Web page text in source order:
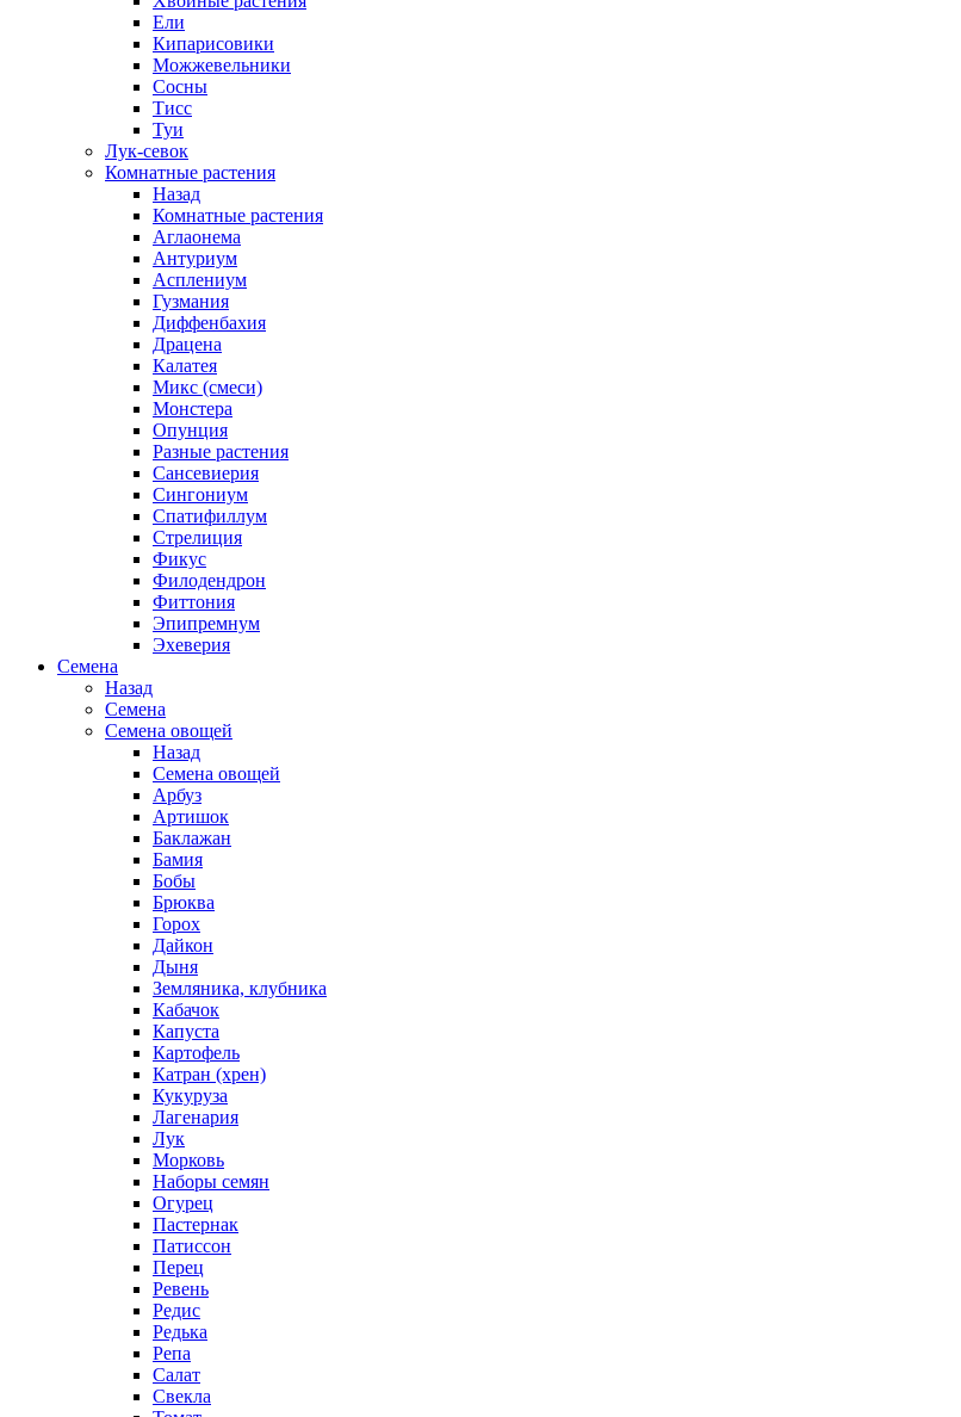
Ели
Кипарисовики
Можжевельники
Сосны
Тисс
Туи
Лук-севок
Комнатные растения
Назад
Комнатные растения
Аглаонема
Антуриум
Асплениум
Гузмания
Диффенбахия
Драцена
Калатея
Микс (смеси)
Монстера
Опунция
Разные растения
Сансевиерия
Сингониум
Спатифиллум
Стрелиция
Фикус
Филодендрон
Фиттония
Эпипремнум
Эхеверия
Семена
Назад
Семена
Семена овощей
Назад
Семена овощей
Арбуз
Артишок
Баклажан
Бамия
Бобы
Брюква
Горох
Дайкон
Дыня
Земляника, клубника
Кабачок
Капуста
Картофель
Катран (хрен)
Кукуруза
Лагенария
Лук
Морковь
Наборы семян
Огурец
Пастернак
Патиссон
Перец
Ревень
Редис
Редька
Репа
Салат
Свекла